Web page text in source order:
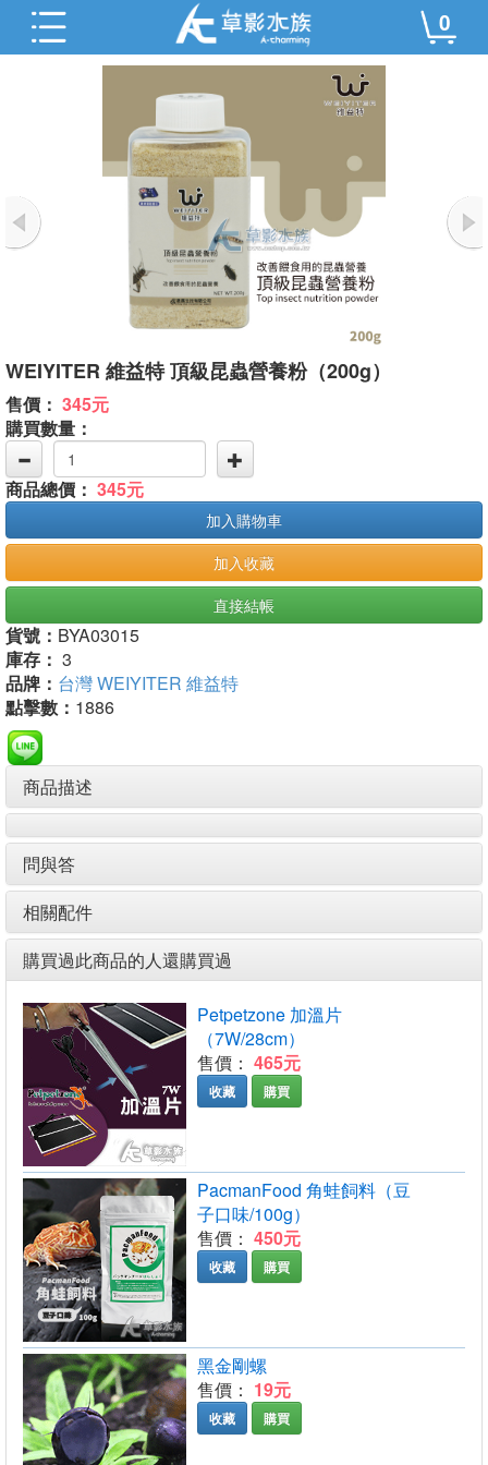
0
WEIYITER 維益特 頂級昆蟲營養粉（200g）
售價： 345元
購買數量：
商品總價： 345元
加入購物車
加入收藏
直接結帳
貨號： BYA03015
庫存： 3
品牌： 台灣 WEIYITER 維益特
點擊數： 1886
商品描述
問與答
相關配件
購買過此商品的人還購買過
Petpetzone 加溫片
（7W/28cm）
售價： 465元
收藏 購買
PacmanFood 角蛙飼料（豆
子口味/100g）
售價： 450元
收藏 購買
黑金剛螺
售價： 19元
收藏 購買